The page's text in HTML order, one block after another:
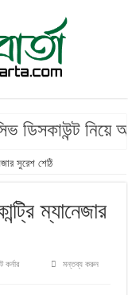
ডিসকাউন্ট
সুরেশ শেঠি
ম্যানেজার
কর্নার
মন্তব্য করুন